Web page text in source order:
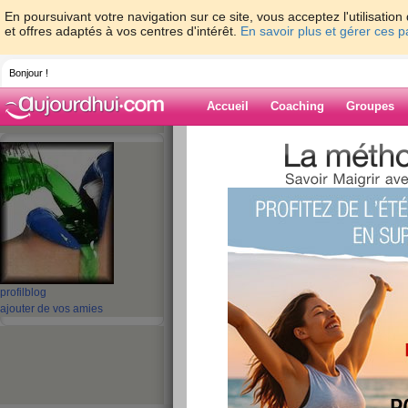
En poursuivant votre navigation sur ce site, vous acceptez
et offres adaptés à vos centres d'intérêt. En savoir plus et gérer ces
Bonjour !
Accueil Coaching Groupes
profil blog
ajouter de vos amies
> > BON
Blog de
BON DEPART